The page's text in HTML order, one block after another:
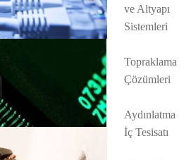
ve Altyapı
Sistemleri
Topraklama
Çözümleri
Aydınlatma
İç Tesisatı